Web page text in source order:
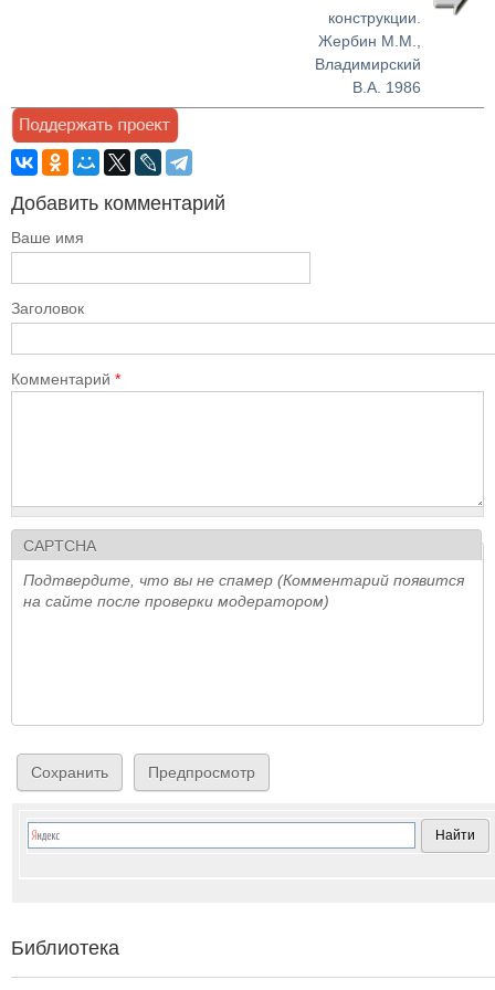
конструкции.
Жербин М.М.,
Владимирский
В.А. 1986
Добавить комментарий
Ваше имя
Заголовок
Комментарий *
CAPTCHA
Подтвердите, что вы не спамер (Комментарий появится
на сайте после проверки модератором)
Библиотека